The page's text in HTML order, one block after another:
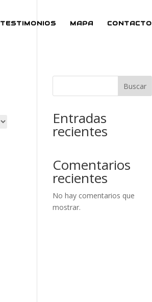
TESTIMONIOS MAPA CONTACTO
Buscar
Entradas
recientes
Comentarios
recientes
No hay comentarios que
mostrar.